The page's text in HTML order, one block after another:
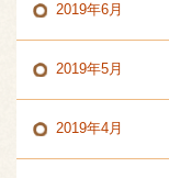
2019年6月
2019年5月
2019年4月